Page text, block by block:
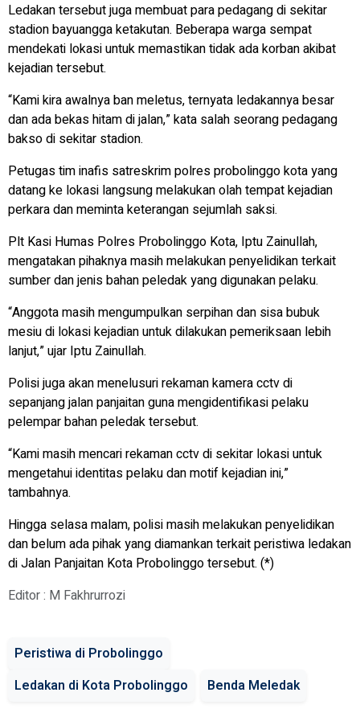
Ledakan tersebut juga membuat para pedagang di sekitar
stadion bayuangga ketakutan. Beberapa warga sempat
mendekati lokasi untuk memastikan tidak ada korban akibat
kejadian tersebut.
“Kami kira awalnya ban meletus, ternyata ledakannya besar
dan ada bekas hitam di jalan,” kata salah seorang pedagang
bakso di sekitar stadion.
Petugas tim inafis satreskrim polres probolinggo kota yang
datang ke lokasi langsung melakukan olah tempat kejadian
perkara dan meminta keterangan sejumlah saksi.
Plt Kasi Humas Polres Probolinggo Kota, Iptu Zainullah,
mengatakan pihaknya masih melakukan penyelidikan terkait
sumber dan jenis bahan peledak yang digunakan pelaku.
“Anggota masih mengumpulkan serpihan dan sisa bubuk
mesiu di lokasi kejadian untuk dilakukan pemeriksaan lebih
lanjut,” ujar Iptu Zainullah.
Polisi juga akan menelusuri rekaman kamera cctv di
sepanjang jalan panjaitan guna mengidentifikasi pelaku
pelempar bahan peledak tersebut.
“Kami masih mencari rekaman cctv di sekitar lokasi untuk
mengetahui identitas pelaku dan motif kejadian ini,”
tambahnya.
Hingga selasa malam, polisi masih melakukan penyelidikan
dan belum ada pihak yang diamankan terkait peristiwa ledakan
di Jalan Panjaitan Kota Probolinggo tersebut. (*)
Editor : M Fakhrurrozi
Peristiwa di Probolinggo
Ledakan di Kota Probolinggo
Benda Meledak